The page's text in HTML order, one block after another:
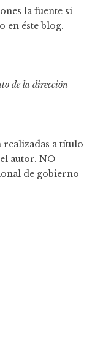
la fuente si
en éste blog.
de la dirección
realizadas a título
autor. NO
de gobierno